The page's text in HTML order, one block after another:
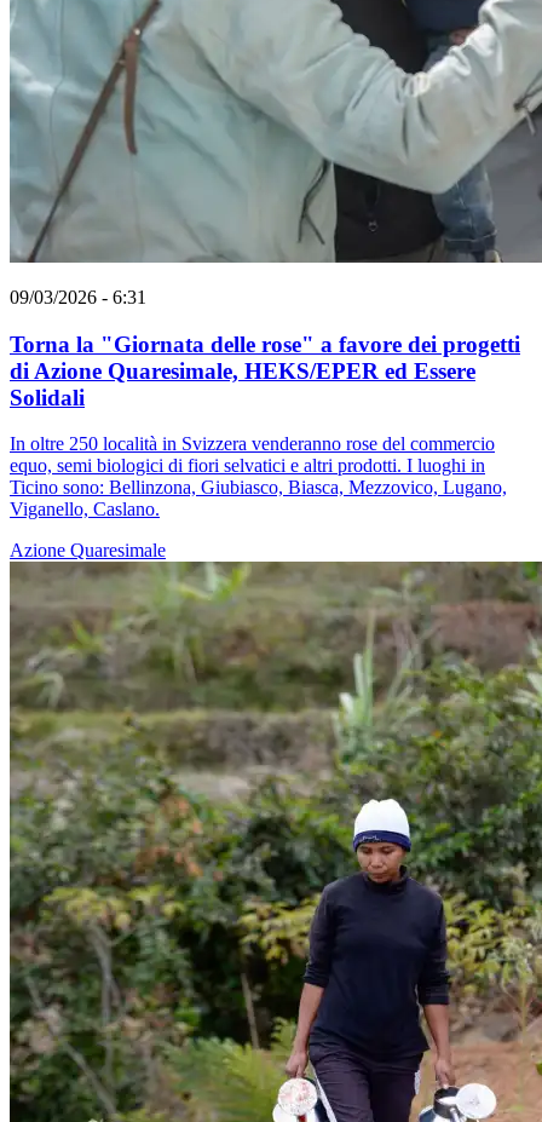
09/03/2026 - 6:31
Torna la "Giornata delle rose" a favore dei progetti
di Azione Quaresimale, HEKS/EPER ed Essere
Solidali
In oltre 250 località in Svizzera venderanno rose del commercio
equo, semi biologici di fiori selvatici e altri prodotti. I luoghi in
Ticino sono: Bellinzona, Giubiasco, Biasca, Mezzovico, Lugano,
Viganello, Caslano.
Azione Quaresimale